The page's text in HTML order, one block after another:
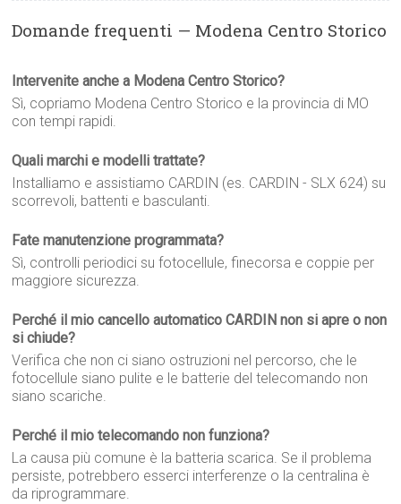
Domande frequenti — Modena Centro Storico
Intervenite anche a Modena Centro Storico?
Sì, copriamo Modena Centro Storico e la provincia di MO
con tempi rapidi.
Quali marchi e modelli trattate?
Installiamo e assistiamo CARDIN (es. CARDIN - SLX 624) su
scorrevoli, battenti e basculanti.
Fate manutenzione programmata?
Sì, controlli periodici su fotocellule, finecorsa e coppie per
maggiore sicurezza.
Perché il mio cancello automatico CARDIN non si apre o non
si chiude?
Verifica che non ci siano ostruzioni nel percorso, che le
fotocellule siano pulite e le batterie del telecomando non
siano scariche.
Perché il mio telecomando non funziona?
La causa più comune è la batteria scarica. Se il problema
persiste, potrebbero esserci interferenze o la centralina è
da riprogrammare.